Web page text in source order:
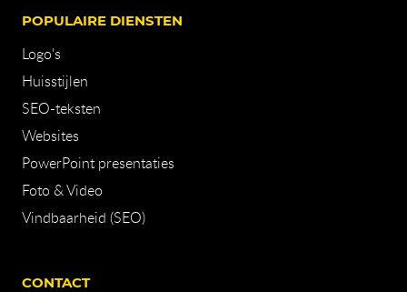
POPULAIRE DIENSTEN
Logo's
Huisstijlen
SEO-teksten
Websites
PowerPoint presentaties
Foto & Video
Vindbaarheid (SEO)
CONTACT